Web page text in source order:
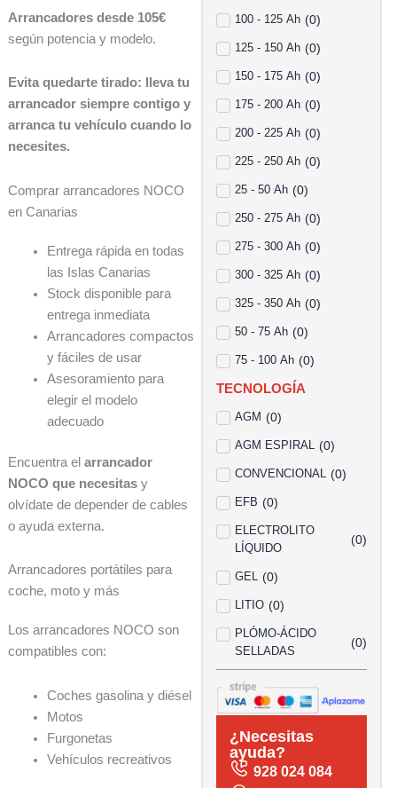
100 - 125 Ah (0)
125 - 150 Ah (0)
150 - 175 Ah (0)
175 - 200 Ah (0)
200 - 225 Ah (0)
225 - 250 Ah (0)
25 - 50 Ah (0)
250 - 275 Ah (0)
275 - 300 Ah (0)
300 - 325 Ah (0)
325 - 350 Ah (0)
50 - 75 Ah (0)
75 - 100 Ah (0)
TECNOLOGÍA
AGM (0)
AGM ESPIRAL (0)
CONVENCIONAL (0)
EFB (0)
ELECTROLITO
LÍQUIDO
(0)
GEL (0)
LITIO (0)
PLÓMO-ÁCIDO
SELLADAS
(0)
¿Necesitas
ayuda?
928 024 084
Arrancadores desde 105€
según potencia y modelo.
Evita quedarte tirado: lleva tu
arrancador siempre contigo y
arranca tu vehículo cuando lo
necesites.
Comprar arrancadores NOCO
en Canarias
Entrega rápida en todas
las Islas Canarias
Stock disponible para
entrega inmediata
Arrancadores compactos
y fáciles de usar
Asesoramiento para
elegir el modelo
adecuado
Encuentra el arrancador
NOCO que necesitasy
olvídate de depender de cables
o ayuda externa.
Arrancadores portátiles para
coche, moto y más
Los arrancadores NOCO son
compatibles con:
Coches gasolina y diésel
Motos
Furgonetas
Vehículos recreativos